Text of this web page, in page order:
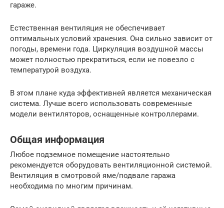
гараже.
Естественная вентиляция не обеспечивает
оптимальных условий хранения. Она сильно зависит от
погоды, времени года. Циркуляция воздушной массы
может полностью прекратиться, если не повезло с
температурой воздуха.
В этом плане куда эффективней является механическая
система. Лучше всего использовать современные
модели вентиляторов, оснащенные контроллерами.
Общая информация
Любое подземное помещение настоятельно
рекомендуется оборудовать вентиляционной системой.
Вентиляция в смотровой яме/подвале гаража
необходима по многим причинам.